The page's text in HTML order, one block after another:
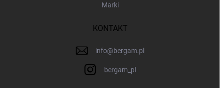
Marki
KONTAKT
info@bergam.pl
bergam_pl